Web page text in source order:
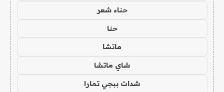
حناء شعر
حنا
ماتشا
شاي ماتشا
شدات ببجي تمارا